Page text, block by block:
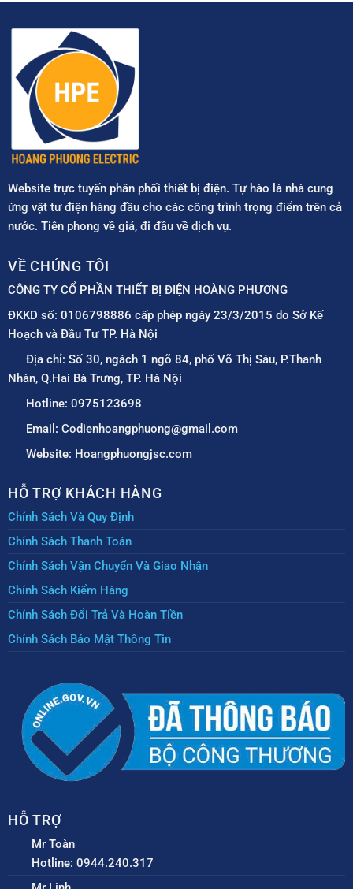
Website trực tuyến phân phối thiết bị điện. Tự hào là nhà cung
ứng vật tư điện hàng đầu cho các công trình trọng điểm trên cả
nước. Tiên phong về giá, đi đầu về dịch vụ.
VỀ CHÚNG TÔI
CÔNG TY CỔ PHẦN THIẾT BỊ ĐIỆN HOÀNG PHƯƠNG
ĐKKD số: 0106798886 cấp phép ngày 23/3/2015 do Sở Kế
Hoạch và Đầu Tư TP. Hà Nội
Địa chỉ: Số 30, ngách 1 ngõ 84, phố Võ Thị Sáu, P.Thanh
Nhàn, Q.Hai Bà Trưng, TP. Hà Nội
Hotline: 0975123698
Email: Codienhoangphuong@gmail.com
Website: Hoangphuongjsc.com
HỖ TRỢ KHÁCH HÀNG
Chính Sách Và Quy Định
Chính Sách Thanh Toán
Chính Sách Vận Chuyển Và Giao Nhận
Chính Sách Kiểm Hàng
Chính Sách Đổi Trả Và Hoàn Tiền
Chính Sách Bảo Mật Thông Tin
HỖ TRỢ
Mr Toàn
Hotline: 0944.240.317